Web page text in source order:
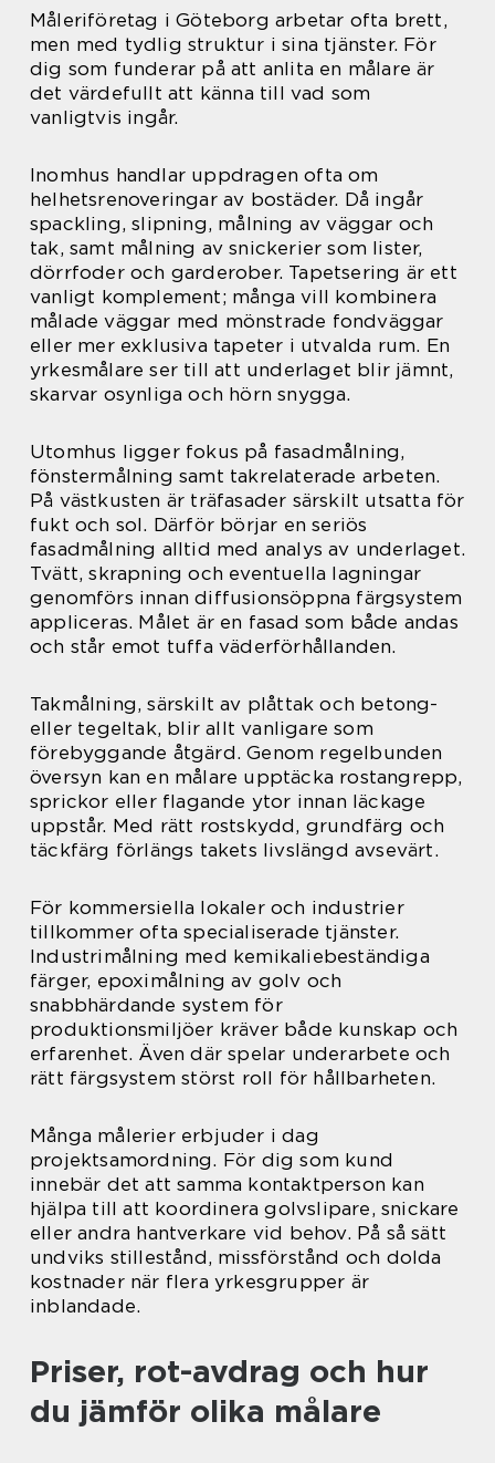
Måleriföretag i Göteborg arbetar ofta brett,
men med tydlig struktur i sina tjänster. För
dig som funderar på att anlita en målare är
det värdefullt att känna till vad som
vanligtvis ingår.
Inomhus handlar uppdragen ofta om
helhetsrenoveringar av bostäder. Då ingår
spackling, slipning, målning av väggar och
tak, samt målning av snickerier som lister,
dörrfoder och garderober. Tapetsering är ett
vanligt komplement; många vill kombinera
målade väggar med mönstrade fondväggar
eller mer exklusiva tapeter i utvalda rum. En
yrkesmålare ser till att underlaget blir jämnt,
skarvar osynliga och hörn snygga.
Utomhus ligger fokus på fasadmålning,
fönstermålning samt takrelaterade arbeten.
På västkusten är träfasader särskilt utsatta för
fukt och sol. Därför börjar en seriös
fasadmålning alltid med analys av underlaget.
Tvätt, skrapning och eventuella lagningar
genomförs innan diffusionsöppna färgsystem
appliceras. Målet är en fasad som både andas
och står emot tuffa väderförhållanden.
Takmålning, särskilt av plåttak och betong-
eller tegeltak, blir allt vanligare som
förebyggande åtgärd. Genom regelbunden
översyn kan en målare upptäcka rostangrepp,
sprickor eller flagande ytor innan läckage
uppstår. Med rätt rostskydd, grundfärg och
täckfärg förlängs takets livslängd avsevärt.
För kommersiella lokaler och industrier
tillkommer ofta specialiserade tjänster.
Industrimålning med kemikaliebeständiga
färger, epoximålning av golv och
snabbhärdande system för
produktionsmiljöer kräver både kunskap och
erfarenhet. Även där spelar underarbete och
rätt färgsystem störst roll för hållbarheten.
Många målerier erbjuder i dag
projektsamordning. För dig som kund
innebär det att samma kontaktperson kan
hjälpa till att koordinera golvslipare, snickare
eller andra hantverkare vid behov. På så sätt
undviks stillestånd, missförstånd och dolda
kostnader när flera yrkesgrupper är
inblandade.
Priser, rot-avdrag och hur
du jämför olika målare